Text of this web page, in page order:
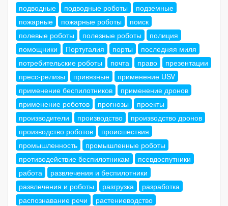
подводные
подводные роботы
подземные
пожарные
пожарные роботы
поиск
полевые роботы
полезные роботы
полиция
помощники
Португалия порты
последняя миля
потребительские роботы
почта право
презентации
пресс-релизы
привязные
применение USV
применение беспилотников
применение дронов
применение роботов
прогнозы
проекты
производители
производство
производство дронов
производство роботов
происшествия
промышленность
промышленные роботы
противодействие беспилотникам
псевдоспутники
работа
развлечения и беспилотники
развлечения и роботы
разгрузка
разработка
распознавание речи
растениеводство